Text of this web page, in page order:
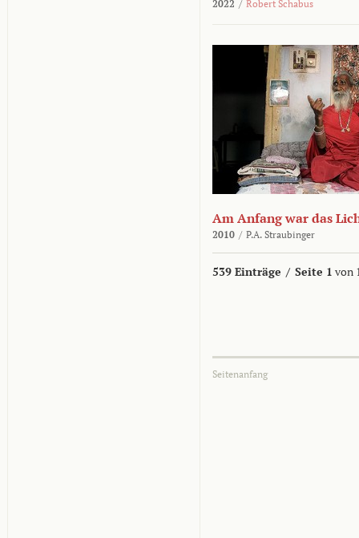
2022 / Robert Schabus
Am Anfang war das
2010 / P.A. Straubinger
539 Einträge / Seite 1 von
Seitenanfang